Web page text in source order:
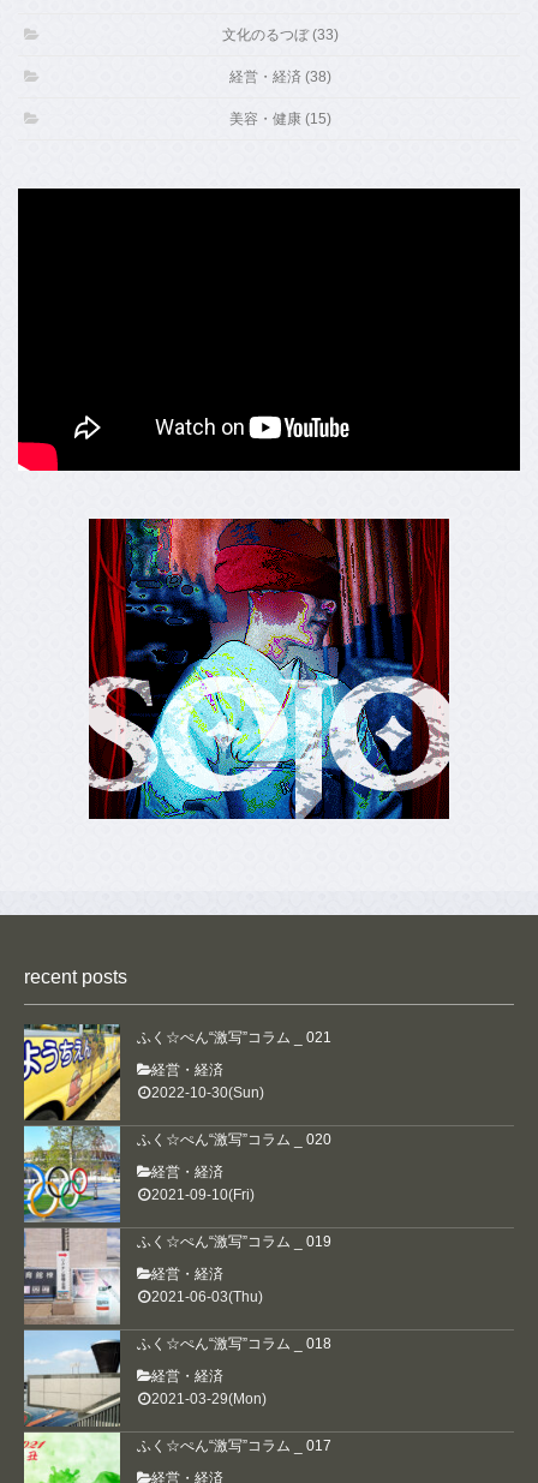
文化のるつぼ (33)
経営・経済 (38)
美容・健康 (15)
取材のご希望
編集部
お問い合わせ
プライバシーポリシー
著作権・免責事項
recent posts
ふく☆ぺん“激写”コラム _ 021
経営・経済
2022-10-30(Sun)
ふく☆ぺん“激写”コラム _ 020
経営・経済
2021-09-10(Fri)
ふく☆ぺん“激写”コラム _ 019
経営・経済
2021-06-03(Thu)
ふく☆ぺん“激写”コラム _ 018
経営・経済
2021-03-29(Mon)
ふく☆ぺん“激写”コラム _ 017
経営・経済